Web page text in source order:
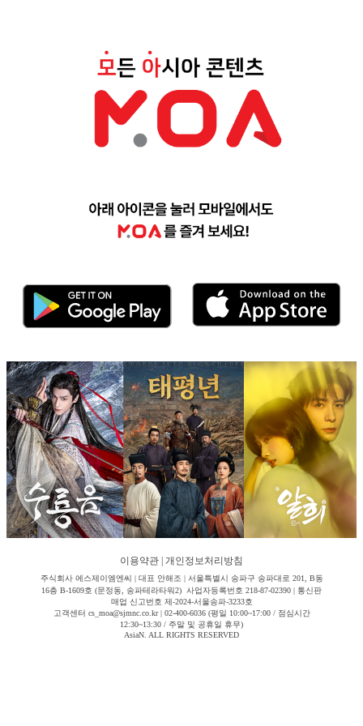
이용약관 개인정보처리방침
주식회사 에스제이엠엔씨 | 대표 안해조 | 서울특별시 송파구 송파대로 201, B동
16층 B-1609호 (문정동, 송파테라타워2) 사업자등록번호 218-87-02390 | 통신판
매업 신고번호 제-2024-서울송파-3233호
고객센터 cs_moa@sjmnc.co.kr | 02-400-6036 (평일 10:00~17:00 / 점심시간
12:30~13:30 / 주말 및 공휴일 휴무)
AsiaN. ALL RIGHTS RESERVED